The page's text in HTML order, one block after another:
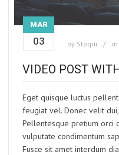
MAR
03 by Stoqui in
VIDEO POST
Eget quisque luctus
feugiat vel. Donec velit
Pellentesque pretium orci
vulputate condimentum
Fusce sit amet interdum